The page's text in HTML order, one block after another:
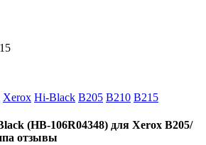
Xerox Hi-Black B205 B210 B215
(HB-106R04348) для Xerox B205/
отзывы